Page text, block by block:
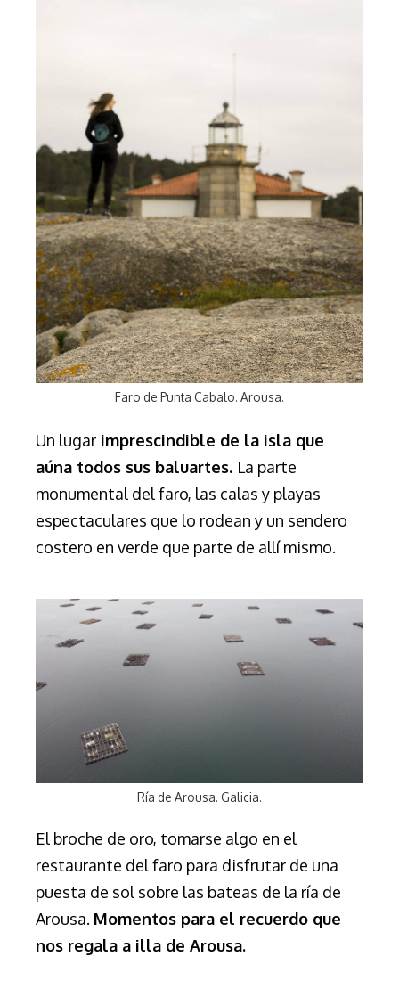
Faro de Punta Cabalo. Arousa.
Un lugar imprescindible de la isla que
aúna todos sus baluartes. La parte
monumental del faro, las calas y playas
espectaculares que lo rodean y un sendero
costero en verde que parte de allí mismo.
Ría de Arousa. Galicia.
El broche de oro, tomarse algo en el
restaurante del faro para disfrutar de una
puesta de sol sobre las bateas de la ría de
Arousa. Momentos para el recuerdo que
nos regala a illa de Arousa.